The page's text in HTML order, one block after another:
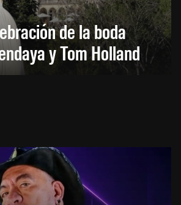
de la boda
y Tom Holland